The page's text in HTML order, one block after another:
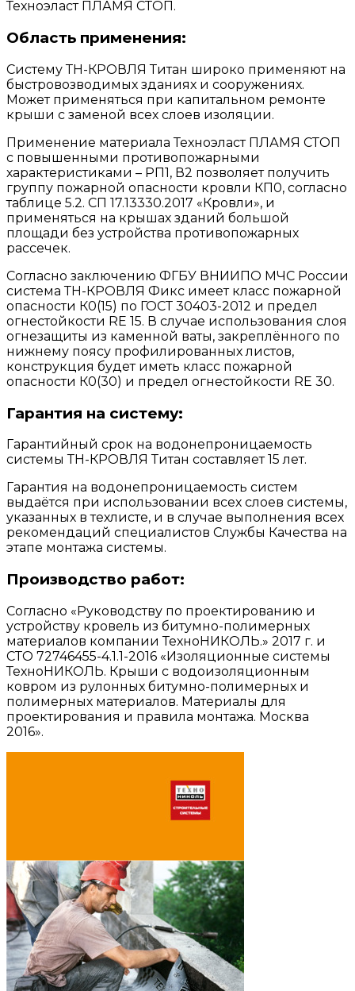
Техноэласт ПЛАМЯ СТОП.
Область применения:
Систему ТН-КРОВЛЯ Титан широко применяют на
быстровозводимых зданиях и сооружениях.
Может применяться при капитальном ремонте
крыши с заменой всех слоев изоляции.
Применение материала Техноэласт ПЛАМЯ СТОП
с повышенными противопожарными
характеристиками – РП1, В2 позволяет получить
группу пожарной опасности кровли КП0, согласно
таблице 5.2. СП 17.13330.2017 «Кровли», и
применяться на крышах зданий большой
площади без устройства противопожарных
рассечек.
Согласно заключению ФГБУ ВНИИПО МЧС России
система ТН-КРОВЛЯ Фикс имеет класс пожарной
опасности К0(15) по ГОСТ 30403-2012 и предел
огнестойкости RE 15. В случае использования слоя
огнезащиты из каменной ваты, закреплённого по
нижнему поясу профилированных листов,
конструкция будет иметь класс пожарной
опасности К0(30) и предел огнестойкости RE 30.
Гарантия на систему:
Гарантийный срок на водонепроницаемость
системы ТН-КРОВЛЯ Титан составляет 15 лет.
Гарантия на водонепроницаемость систем
выдаётся при использовании всех слоев системы,
указанных в техлисте, и в случае выполнения всех
рекомендаций специалистов Службы Качества на
этапе монтажа системы.
Производство работ:
Согласно «Руководству по проектированию и
устройству кровель из битумно-полимерных
материалов компании ТехноНИКОЛЬ.» 2017 г. и
СТО 72746455-4.1.1-2016 «Изоляционные системы
ТехноНИКОЛЬ. Крыши с водоизоляционным
ковром из рулонных битумно-полимерных и
полимерных материалов. Материалы для
проектирования и правила монтажа. Москва
2016».